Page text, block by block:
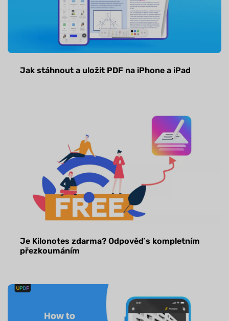
Jak stáhnout a uložit PDF na iPhone a iPad
Je Kilonotes zdarma? Odpověď s kompletním
přezkoumáním